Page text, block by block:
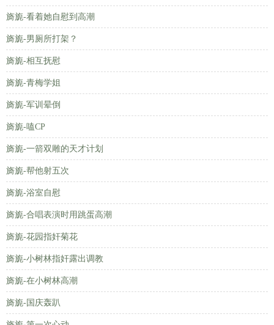
旖旎-看着她自慰到高潮
旖旎-男厕所打架？
旖旎-相互抚慰
旖旎-青梅学姐
旖旎-军训晕倒
旖旎-嗑CP
旖旎-一箭双雕的天才计划
旖旎-帮他射五次
旖旎-浴室自慰
旖旎-合唱表演时用跳蛋高潮
旖旎-花园指奸菊花
旖旎-小树林指奸露出调教
旖旎-在小树林高潮
旖旎-国庆轰趴